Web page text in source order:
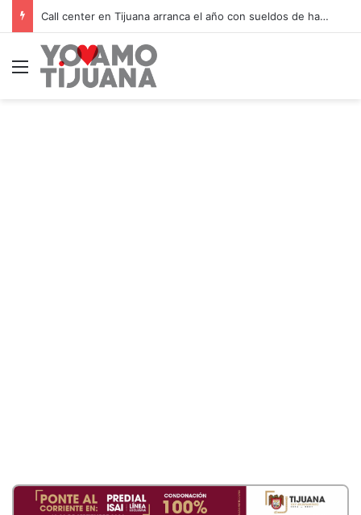
Call center en Tijuana arranca el año con sueldos de hasta $10,000 semanales
Menú